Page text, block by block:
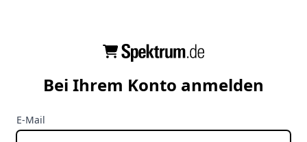
Bei Ihrem Konto anmelden
E-Mail